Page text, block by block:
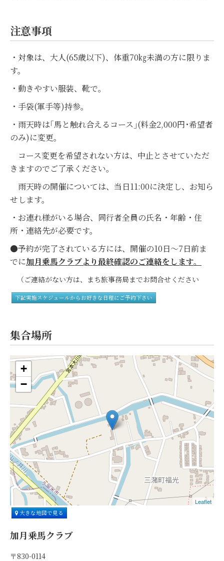
注意事項
・対象は、大人(65歳以下)、体重70㎏未満の方に限りま
す。
・動きやすい服装、靴で。
・手袋(軍手等)持参。
・雨天時は｢馬と触れ合えるコース｣(料金2,000円･希望者
のみ)に変更。
コース変更を希望されない方は、中止とさせていただ
きますのでご了承ください。
雨天時の開催については、 当日11:00に決定し、お知ら
せします。
・お連れ様がいる場合、同行者全員の氏名・年齢・住
所・連絡先が必要です。
●予約が完了されている方には、開催の10日～7日前ま
でに加月乗馬クラブより最終確認のご連絡をします。
（ご連絡がない方は、まち旅事務局までお問合せください
下記実施スケジュールからお好きな日程にご予約下さい
集合場所
+
−
Leaflet
大きな地図で見る
加月乗馬クラブ
〒830-0114